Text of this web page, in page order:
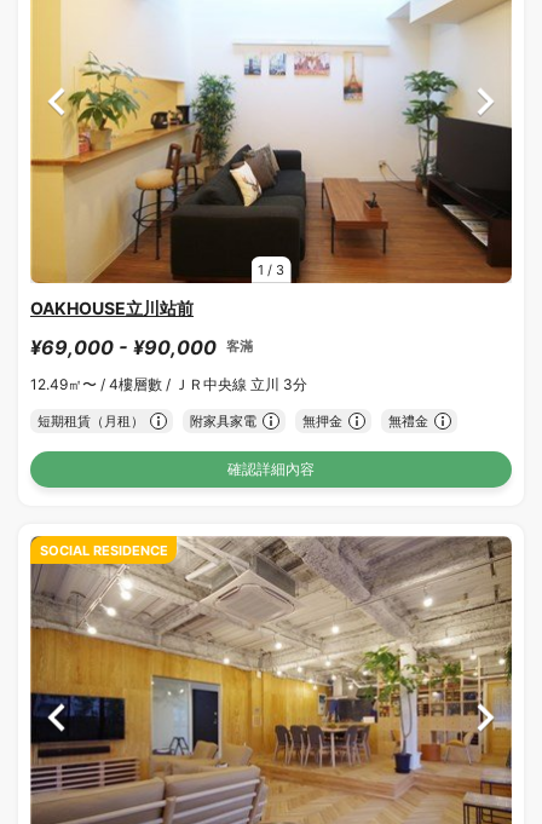
1 / 3
OAKHOUSE立川站前
¥69,000 - ¥90,000 客滿
12.49㎡〜 / 4樓層數 / ＪＲ中央線 立川 3分
短期租賃（月租） 附家具家電 無押金 無禮金
確認詳細內容
SOCIAL RESIDENCE